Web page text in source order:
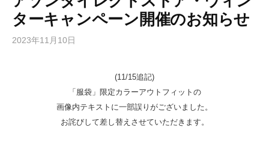
ターキャンペーン開催のお知らせ
2023年11月10日
(11/15追記)
「服袋」限定カラーアウトフィットの
画像内テキストに一部誤りがございました。
お詫びして差し替えさせていただきます。